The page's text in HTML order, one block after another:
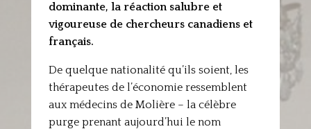
dominante, la réaction salubre et
vigoureuse de chercheurs canadiens et
français.
De quelque nationalité qu’ils soient, les
thérapeutes de l’économie ressemblent
aux médecins de Molière – la célèbre
purge prenant aujourd’hui le nom